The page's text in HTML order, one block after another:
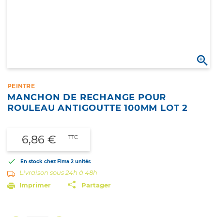

PEINTRE
MANCHON DE RECHANGE POUR
ROULEAU ANTIGOUTTE 100MM LOT 2
6,86 € TTC
 En stock chez Fima 2 unités
Livraison sous 24h à 48h
Imprimer
Partager